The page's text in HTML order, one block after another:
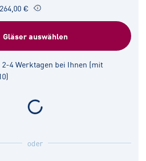
€
Gläser auswählen
2-4 Werktagen bei Ihnen (mit
oder